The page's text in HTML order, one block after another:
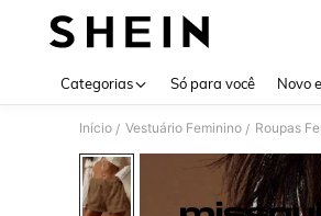
Categorias Só para você Novo
Início / Vestuário Feminino / Roupas